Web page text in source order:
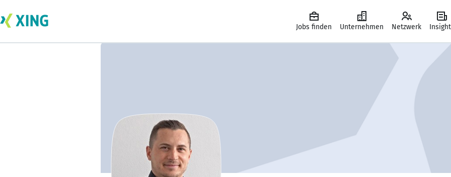
Jobs finden Unternehmen Netzwerk